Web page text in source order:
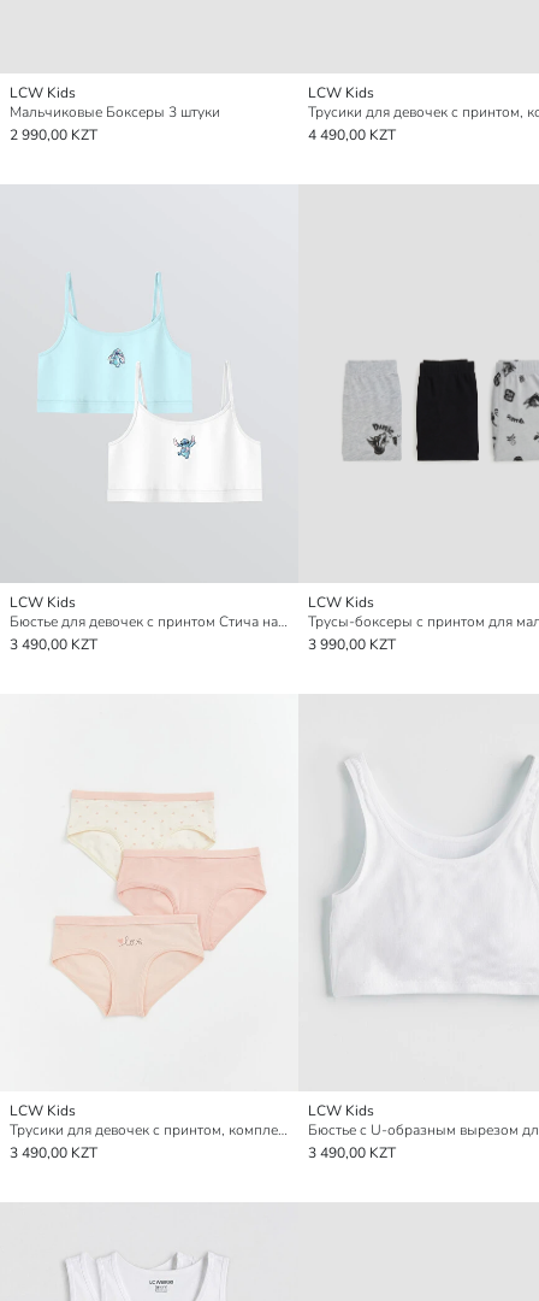
LCW Kids
Мальчиковые Боксеры 3 штуки
2 990,00 KZT
LCW Kids
4 490,00 KZT
LCW Kids
Бюстье для девочек с принтом Стича на бретелях, комплект из 2 штук
3 490,00 KZT
LCW Kids
3 990,00 KZT
LCW Kids
Трусики для девочек с принтом, комплект из 3-х штук
3 490,00 KZT
LCW Kids
3 490,00 KZT